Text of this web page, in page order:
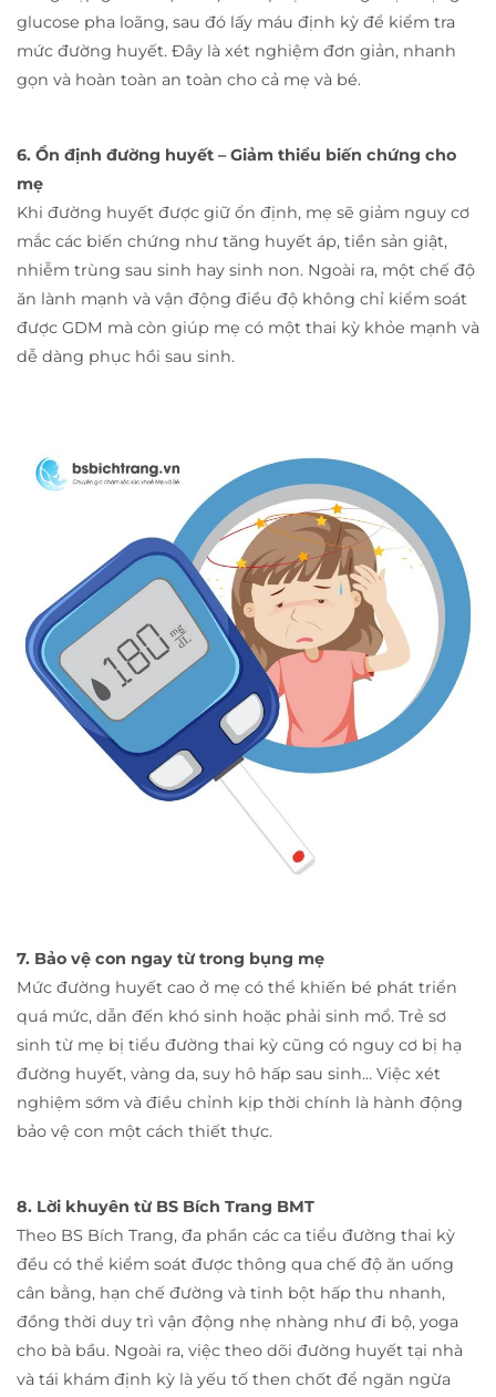
glucose pha loãng, sau đó lấy máu định kỳ để kiểm tra
mức đường huyết. Đây là xét nghiệm đơn giản, nhanh
gọn và hoàn toàn an toàn cho cả mẹ và bé.
6. Ổn định đường huyết – Giảm thiểu biến chứng cho
mẹ
Khi đường huyết được giữ ổn định, mẹ sẽ giảm nguy cơ
mắc các biến chứng như tăng huyết áp, tiền sản giật,
nhiễm trùng sau sinh hay sinh non. Ngoài ra, một chế độ
ăn lành mạnh và vận động điều độ không chỉ kiểm soát
được GDM mà còn giúp mẹ có một thai kỳ khỏe mạnh và
dễ dàng phục hồi sau sinh.
7. Bảo vệ con ngay từ trong bụng mẹ
Mức đường huyết cao ở mẹ có thể khiến bé phát triển
quá mức, dẫn đến khó sinh hoặc phải sinh mổ. Trẻ sơ
sinh từ mẹ bị tiểu đường thai kỳ cũng có nguy cơ bị hạ
đường huyết, vàng da, suy hô hấp sau sinh… Việc xét
nghiệm sớm và điều chỉnh kịp thời chính là hành động
bảo vệ con một cách thiết thực.
8. Lời khuyên từ BS Bích Trang BMT
Theo BS Bích Trang, đa phần các ca tiểu đường thai kỳ
đều có thể kiểm soát được thông qua chế độ ăn uống
cân bằng, hạn chế đường và tinh bột hấp thu nhanh,
đồng thời duy trì vận động nhẹ nhàng như đi bộ, yoga
cho bà bầu. Ngoài ra, việc theo dõi đường huyết tại nhà
và tái khám định kỳ là yếu tố then chốt để ngăn ngừa